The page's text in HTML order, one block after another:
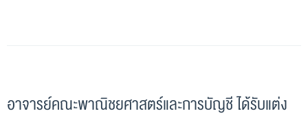
อาจารย์คณะพาณิชยศาสตร์และการบัญชี ได้รับแต่ง